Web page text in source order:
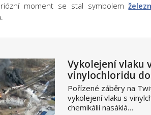
moment se stal symbolem
Vykolejení vlaku
vinylochloridu
Pořízené záběry na
vykolejení vlaku s
chemikálií nasáklá…